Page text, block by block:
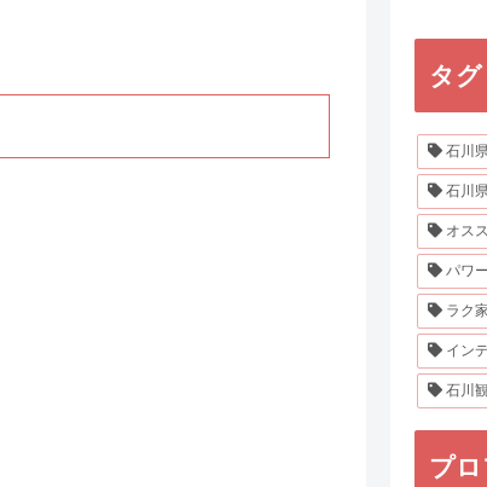
タグ
石川
石川
オス
パワ
ラク
イン
石川
プ